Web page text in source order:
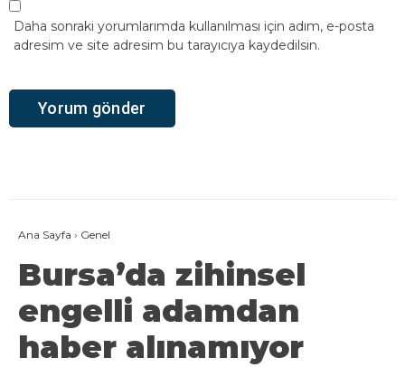
Daha sonraki yorumlarımda kullanılması için adım, e-posta
adresim ve site adresim bu tarayıcıya kaydedilsin.
Ana Sayfa › Genel
Bursa’da zihinsel
engelli adamdan
haber alınamıyor